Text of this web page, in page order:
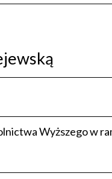
Wyższego w